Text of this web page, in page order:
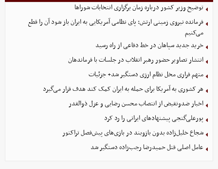
توضیح وزیر کشور درباره زمان برگزاری انتخابات شوراها
فرمانده نیروی زمینی ارتش: پای نظامی آمریکایی به ایران باز شود آن را قطع
می‌کنیم
خرید جدید سپاهان در خط دفاعی از راه رسید
انتشار تصاویر حضور رهبر انقلاب در جلسات با فرماندهان
متهم فراری مخل نظام ارزی دستگیر شد+ جزئیات
هر کشوری به آمریکا برای حمله به ایران کمک کند هدف قرار می‌گیرد
اخبار ضدونقیض از انتصاب محسن رضایی و عزل ذوالقدر
پورعلی‌گنجی پیشنهادهای ایرانی را رد کرد
شجاع خلیل‌زاده بدون بازوبند در بازی‌های پیش‌فصل تراکتور
عامل اصلی قتل حمیدرضا رجب‌زاده دستگیر شد